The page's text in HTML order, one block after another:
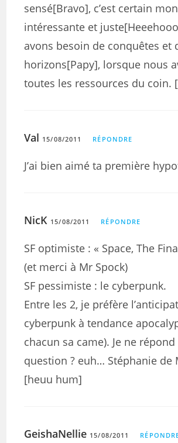
sensé[Bravo], c’est certain
intéressante et
avons besoin de conquêtes et
horizons[Papy], lorsque nous
toutes les ressources du coin.
Val 15/08/2011 RÉPONDRE
J’ai bien aimé ta première
NicK 15/08/2011 RÉPONDRE
SF optimiste : « Space, The
(et merci à Mr Spock)
SF pessimiste : le cyberpunk.
Entre les 2, je préfère
cyberpunk à tendance
chacun sa came). Je ne
question ? euh… Stéphanie de
[heuu hum]
GeishaNellie 15/08/2011